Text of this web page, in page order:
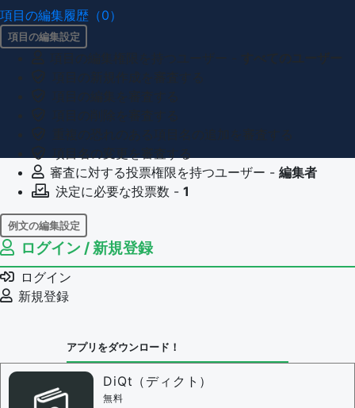
項目の編集履歴（0）
項目の編集設定
審査に対する投票権限を持つユーザー - 編集者
決定に必要な投票数 - 1
例文の編集設定
例文の編集権限を持つユーザー -
例文の削除を審査する
審査に対する投票権限を持つユーザー -
決定に必要な投票数 -
問題の編集権限を持つユーザー -すべてのユーザー
審査に対する投票権限を持つユーザー -
決定に必要な投票数 -
ログイン / 新規登録
ログイン
新規登録
アプリをダウンロード！
DiQt（ディクト）
無料